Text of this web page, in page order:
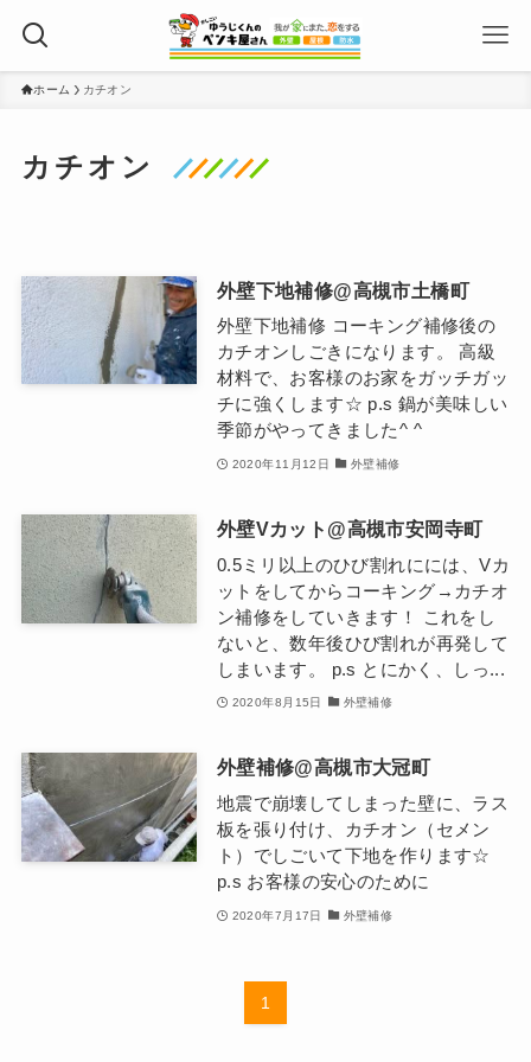
ホーム カチオン
カチオン
外壁下地補修@高槻市土橋町
外壁下地補修 コーキング補修後の
カチオンしごきになります。 高級
材料で、お客様のお家をガッチガッ
チに強くします☆ p.s 鍋が美味しい
季節がやってきました^ ^
2020年11月12日 外壁補修
外壁Vカット@高槻市安岡寺町
0.5ミリ以上のひび割れにには、Vカ
ットをしてからコーキング→カチオ
ン補修をしていきます！ これをし
ないと、数年後ひび割れが再発して
しまいます。 p.s とにかく、しっ...
2020年8月15日 外壁補修
外壁補修@高槻市大冠町
地震で崩壊してしまった壁に、ラス
板を張り付け、カチオン（セメン
ト）でしごいて下地を作ります☆
p.s お客様の安心のために
2020年7月17日 外壁補修
1